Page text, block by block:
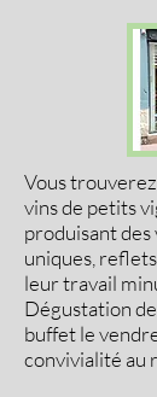
Vous
vins de petits
produisant des
uniques,
leur travail
Dégustation
buffet le
convivialité au